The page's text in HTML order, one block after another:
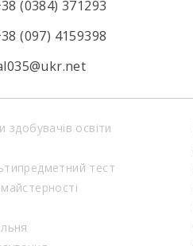
(0384) 371293
(097) 4159398
здобувачів освіти
тест